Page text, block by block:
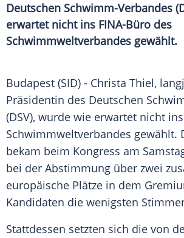
Deutschen Schwimm-Verbandes
erwartet nicht ins FINA-Büro des
Schwimmweltverbandes gewählt.
Budapest (SID) - Christa Thiel,
Präsidentin des Deutschen
(DSV), wurde wie erwartet nicht
Schwimmweltverbandes gewählt.
bekam beim Kongress am
bei der Abstimmung über zwei
europäische Plätze in dem
Kandidaten die wenigsten
Stattdessen setzten sich die von